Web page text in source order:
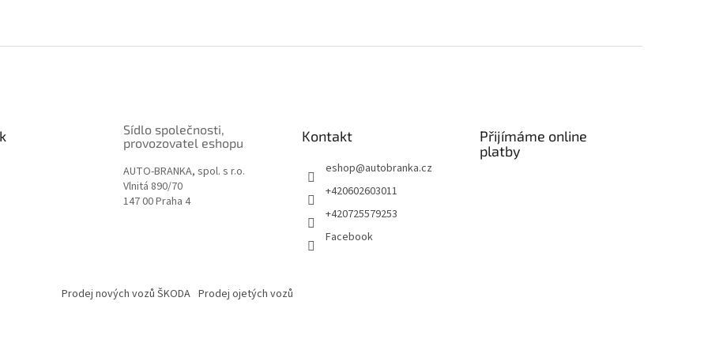
Sídlo společnosti,
provozovatel eshopu
AUTO-BRANKA, spol. s r.o.
Vlnitá 890/70
147 00 Praha 4
Kontakt
eshop@autobranka.cz
+420602603011
+420725579253
Facebook
Přijímáme online
platby
Prodej nových vozů ŠKODA Prodej ojetých vozů